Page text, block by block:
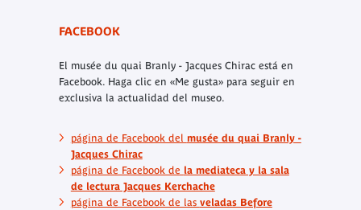
FACEBOOK
El musée du quai Branly - Jacques Chirac está en
Facebook. Haga clic en «Me gusta» para seguir en
exclusiva la actualidad del museo.
página de Facebook del musée du quai Branly -
Jacques Chirac
página de Facebook de la mediateca y la sala
de lectura Jacques Kerchache
página de Facebook de las veladas Before